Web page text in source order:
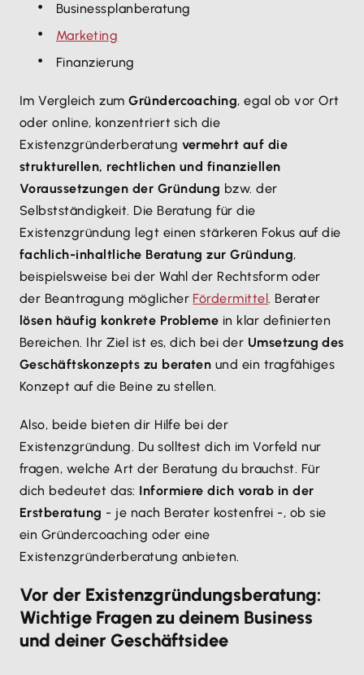
Businessplanberatung
Marketing
Finanzierung
Im Vergleich zumGründercoaching, egal ob vor Ort
oder online, konzentriert sich die
Existenzgründerberatung vermehrt auf die
strukturellen, rechtlichen und finanziellen
Voraussetzungen der Gründung bzw. der
Selbstständigkeit. Die Beratung für die
Existenzgründung legt einen stärkeren Fokus auf die
fachlich-inhaltliche Beratung zur Gründung,
beispielsweise bei der Wahl der Rechtsform oder
der Beantragung möglicher Fördermittel. Berater
lösen häufig konkrete Probleme in klar definierten
Bereichen. Ihr Ziel ist es, dich bei der Umsetzung des
Geschäftskonzepts zu beraten und ein tragfähiges
Konzept auf die Beine zu stellen.
Also, beide bieten dir Hilfe bei der
Existenzgründung. Du solltest dich im Vorfeld nur
fragen, welche Art der Beratung du brauchst. Für
dich bedeutet das: Informiere dich vorab in der
Erstberatung - je nach Berater kostenfrei -, ob sie
ein Gründercoaching oder eine
Existenzgründerberatung anbieten.
Vor der Existenzgründungsberatung:
Wichtige Fragen zu deinem Business
und deiner Geschäftsidee